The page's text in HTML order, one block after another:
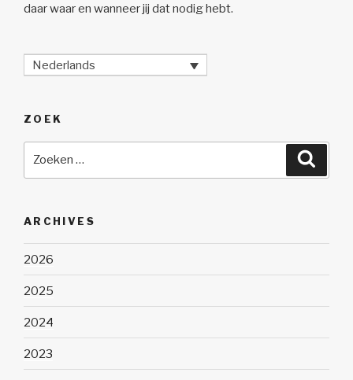
daar waar en wanneer jij dat nodig hebt.
Nederlands
ZOEK
ARCHIVES
2026
2025
2024
2023